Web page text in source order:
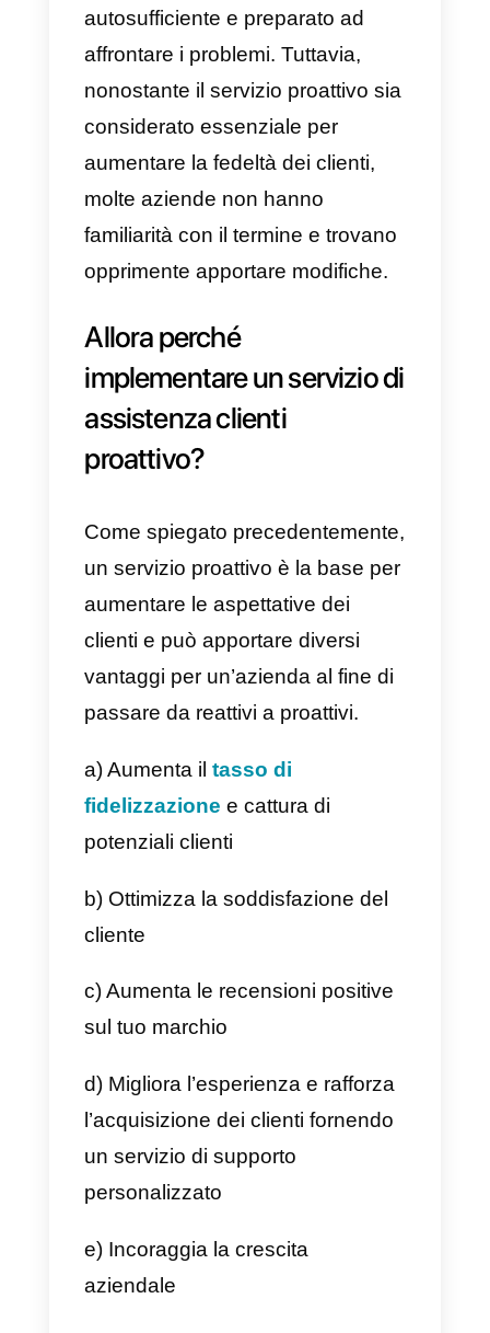
così sfrontata.
Per capirci meglio,
reattivoè quello in cui il cliente
comunica attraverso un mezzo di
contatto e attende la sua risposta
mentre il consulente elabora le
richieste tramite un ticket.
In un servizio proattivo, la base
fondamentale è l’azione. In
agire su un determinato
senza attendere che si verifichi e
che il cliente lo comunichi.
Vengono quindi progettate
strategie che possono essere
soluzione alle esigenze del
cliente.
nonostante il servizio proattivo
aumentare la fedeltà dei clienti,
molte aziende non hanno
familiarità con il termine e trovano
Allora perché